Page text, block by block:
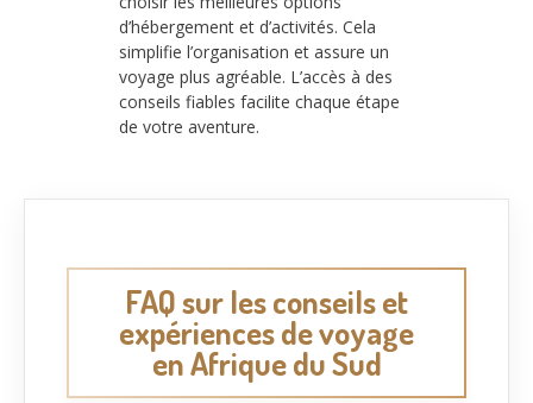
d’hébergement et d’activités. Cela
simplifie l’organisation et assure un
voyage plus agréable. L’accès à des
conseils fiables facilite chaque étape
de votre aventure.
FAQ sur les conseils et
expériences de voyage
en Afrique du Sud